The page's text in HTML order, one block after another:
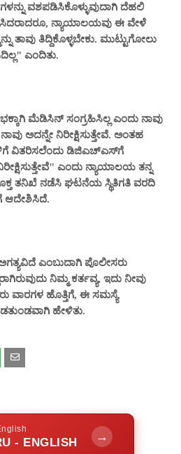
ವಶಪಡಿಸಿಕೊಳ್ಳುವುದಾಗಿ ದೆಹಲಿ
ನ್ಯಾಯಾಲಯವು ಈ ವೇಳೆ
ತಾವು ತಿದ್ದಿಕೊಳ್ಳಬೇಕು. ಮುಟ್ಟುಗೋಲು
ಎಂದಿತು.
ಮೆಡಿಸಿನ್ ಸಂಗ್ರಹಿಸಿಲ್ಲ ಎಂದು ನಾವು
ಅದನ್ನೇ ನಿರೀಕ್ಷಿಸುತ್ತೇವೆ. ಅಂತಹ
ವಿತರಿಸಲೆಂದು ಡಿಜಿಎಚ್‌ಎಸ್‌ಗೆ
ಎಂದು ನ್ಯಾಯಾಲಯ ತನ್ನ
ತನಿಖೆ ನಡೆಸಿ ಘಟನೆಯ ಸ್ಥಿತಿಗತಿ ವರದಿ
ಆದೇಶಿಸಿದೆ.
ಎಂಬುದಾಗಿ ಪೊಲೀಸರು
ನಿಮ್ಮ ಕರ್ತವ್ಯ, ಇದು ನೀವು
ವಾರಗಳ ಹೊತ್ತಿಗೆ, ಈ ಸಮಸ್ಯೆ
ಹೇಳಿತು.
- ENGLISH →